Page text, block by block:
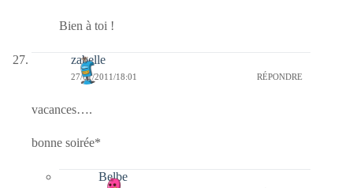
Bien à toi !
zabelle
27/01/2011/18:01 RÉPONDRE
vacances….
bonne soirée*
Belbe